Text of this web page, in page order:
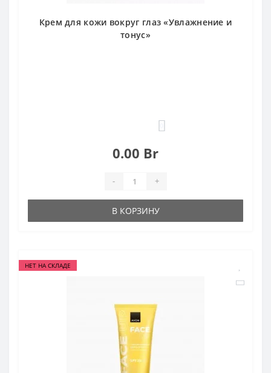
Крем для кожи вокруг глаз «Увлажнение и
тонус»
0.00 Br
- +
В КОРЗИНУ
НЕТ НА СКЛАДЕ